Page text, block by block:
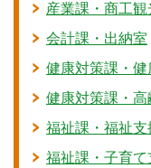
産業課・商工観
会計課・出納室
健康対策課・健
健康対策課・高
福祉課・福祉支
福祉課・子育て